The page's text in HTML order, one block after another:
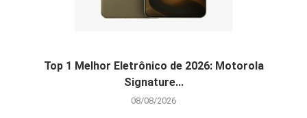
Top 1 Melhor Eletrônico de 2026: Motorola
Signature...
08/08/2026